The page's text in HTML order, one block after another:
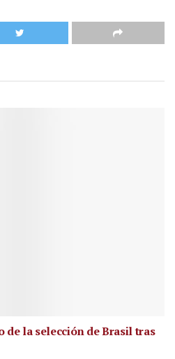
de la selección de Brasil tras